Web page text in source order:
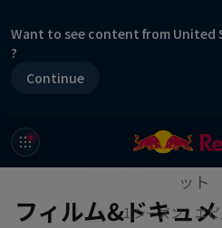
Want to see content from United
?
Continue
フィルム&ドキュ
ン ～FMX の
水際で繰り広げられる、
ット
1 シーズン · エ